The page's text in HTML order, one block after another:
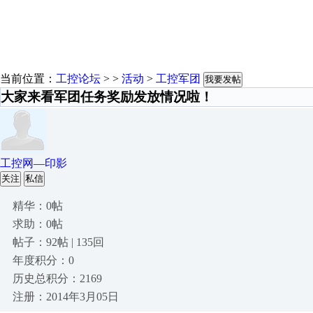
当前位置： 工控论坛 > > 活动 > 工控军团 我要发帖
大家来看军团任务奖励发放情况啦！
工控网—印影
关注 私信
精华：0帖
求助：0帖
帖子：92帖 | 135回
年度积分：0
历史总积分：2169
注册：2014年3月05日